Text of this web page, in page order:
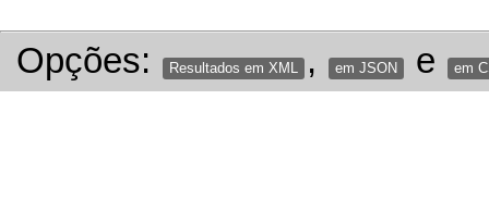
Opções: Resultados em XML , em JSON e em